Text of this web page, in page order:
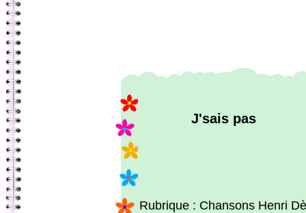
J'sais pas
Rubrique : Chansons Henri